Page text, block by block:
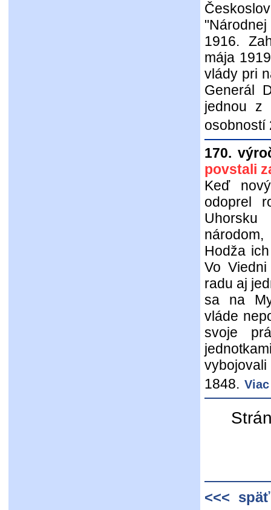
1916.
mája
vlády pri
Generál
jednou z
osobností
170.
povstali
Keď
odoprel
Hodža
Vo
radu aj
sa na
vláde
svoje
1848.
<<< späť